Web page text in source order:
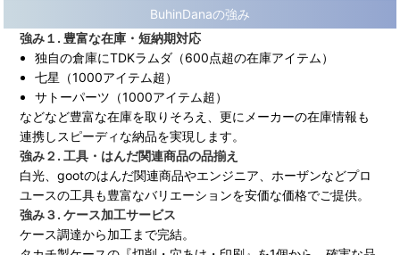
BuhinDanaの強み
強み１. 豊富な在庫・短納期対応
独自の倉庫にTDKラムダ（600点超の在庫アイテム）
七星（1000アイテム超）
サトーパーツ（1000アイテム超）
などなど豊富な在庫を取りそろえ、更にメーカーの在庫情報も
連携しスピーディな納品を実現します。
強み２. 工具・はんだ関連商品の品揃え
白光、gootのはんだ関連商品やエンジニア、ホーザンなどプロ
ユースの工具も豊富なバリエーションを安価な価格でご提供。
強み３. ケース加工サービス
ケース調達から加工まで完結。